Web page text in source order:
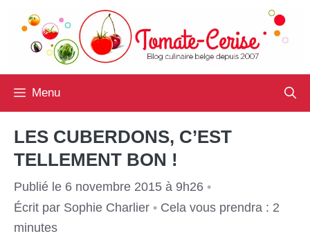
contenu
Menu
LES CUBERDONS, C’EST
TELLEMENT BON !
Publié le 6 novembre 2015 à 9h26 •
Écrit par Sophie Charlier • Cela vous prendra : 2
minutes